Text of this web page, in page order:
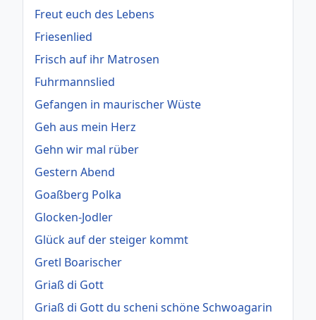
Freut euch des Lebens
Friesenlied
Frisch auf ihr Matrosen
Fuhrmannslied
Gefangen in maurischer Wüste
Geh aus mein Herz
Gehn wir mal rüber
Gestern Abend
Goaßberg Polka
Glocken-Jodler
Glück auf der steiger kommt
Gretl Boarischer
Griaß di Gott
Griaß di Gott du scheni schöne Schwoagarin